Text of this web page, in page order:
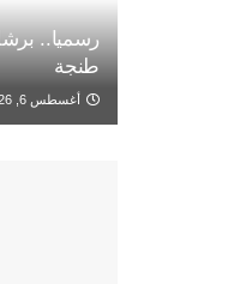
رسميا..
طنجة
أغسطس 6, 2026